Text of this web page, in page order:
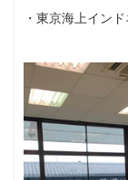
・東京海上イン
（順不